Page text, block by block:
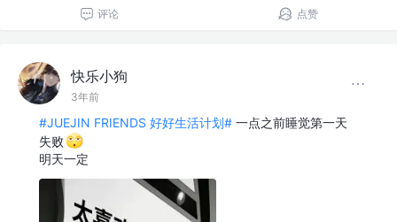
评论 点赞
快乐小狗
3年前
#JUEJIN FRIENDS 好好生活计划# 一点之前睡觉第一天
失败
明天一定